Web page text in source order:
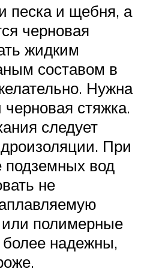
песка и щебня, а
черновая
жидким
составом в
Нужна
стяжка.
следует
При
подземных вод
не
полимерные
надежны,